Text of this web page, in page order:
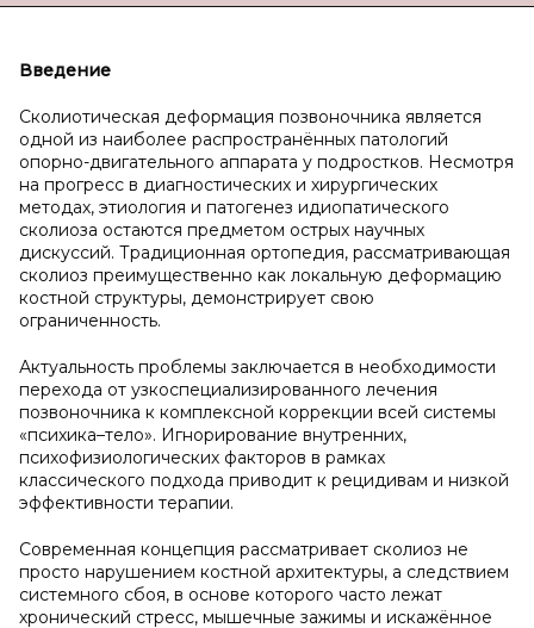
Введение
Сколиотическая деформация позвоночника является
одной из наиболее распространённых патологий
опорно-двигательного аппарата у подростков. Несмотря
на прогресс в диагностических и хирургических
методах, этиология и патогенез идиопатического
сколиоза остаются предметом острых научных
дискуссий. Традиционная ортопедия, рассматривающая
сколиоз преимущественно как локальную деформацию
костной структуры, демонстрирует свою
ограниченность.
Актуальность проблемы заключается в необходимости
перехода от узкоспециализированного лечения
позвоночника к комплексной коррекции всей системы
«психика–тело». Игнорирование внутренних,
психофизиологических факторов в рамках
классического подхода приводит к рецидивам и низкой
эффективности терапии.
Современная концепция рассматривает сколиоз не
просто нарушением костной архитектуры, а следствием
системного сбоя, в основе которого часто лежат
хронический стресс, мышечные зажимы и искажённое